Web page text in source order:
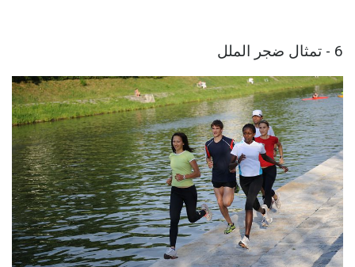
6 - تمثال ضجر الملل